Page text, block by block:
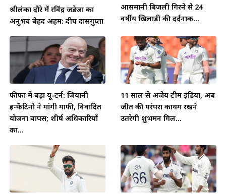
श्रीलंका दौरे में रविंद्र जडेजा का
अनुभव बेहद अहम: दीप दासगुप्ता
आसमानी बिजली गिरने से 24
वर्षीय ख़िलाड़ी की दर्दनाक...
फीफा में बड़ा यू-टर्न: जियानी
इन्फेंटिनो ने मांगी माफी, विवादित
योजना वापस; शीर्ष अधिकारियों
का...
11 साल से अजेय टीम इंडिया, अब
जीत की परंपरा कायम रखने
उतरेगी शुभमन गिल...